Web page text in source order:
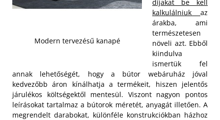
Modern tervezésű kanapé
díjakat be kell
kalkulálniuk az
árakba, ami
természetesen
növeli azt. Ebből
kiindulva
ismertük fel
annak lehetőségét, hogy a bútor webáruház jóval
kedvezőbb áron kínálhatja a termékeit, hiszen jelentős
járulékos költségektől mentesül. Viszont nagyon pontos
leírásokat tartalmaz a bútorok méretét, anyagát illetően. A
megrendelt darabokat, különféle konstrukciókban házhoz